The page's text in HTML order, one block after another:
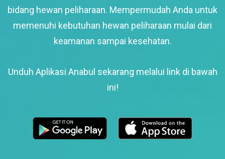
bidang hewan peliharaan. Mempermudah Anda untuk
memenuhi kebutuhan hewan peliharaan mulai dari
keamanan sampai kesehatan.
Unduh Aplikasi Anabul sekarang melalui link di bawah
ini!